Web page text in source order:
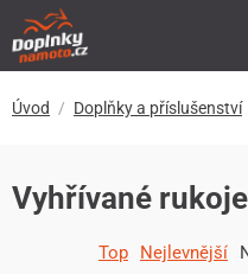
Úvod Doplňky a příslušenství
Vyhřívané
Top Nejlevnější